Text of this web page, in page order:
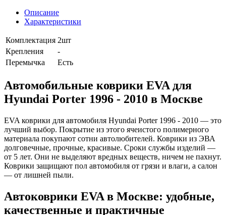
Описание
Характеристики
Комплектация 2шт
Крепления
-
Перемычка
Есть
Автомобильные коврики EVA для
Hyundai Porter 1996 - 2010 в Москве
EVA коврики для автомобиля Hyundai Porter 1996 - 2010 — это
лучший выбор. Покрытие из этого ячеистого полимерного
материала покупают сотни автолюбителей. Коврики из ЭВА
долговечные, прочные, красивые. Сроки службы изделий —
от 5 лет. Они не выделяют вредных веществ, ничем не пахнут.
Коврики защищают пол автомобиля от грязи и влаги, а салон
— от лишней пыли.
Автоковрики EVA в Москве: удобные,
качественные и практичные